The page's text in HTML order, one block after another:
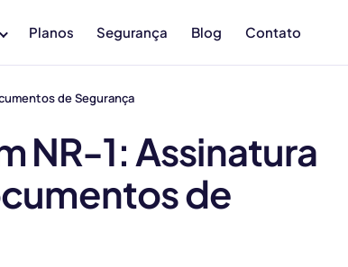
Planos Segurança Blog Contato
de Segurança
NR-1: Assinatura
de